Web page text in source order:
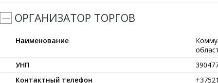
ОРГАНИЗАТОР ТОРГОВ
Наименование
УНП
Контактный телефон